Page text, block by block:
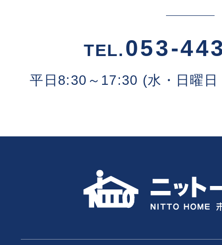
TEL.053-
平日8:30～17:30 (水・日曜